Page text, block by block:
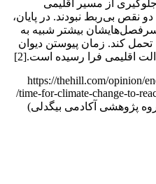
از مسیر اقلیمی
دو نقص بی‌ربط نبودند. در پایان،
بیشتر شبیه به
تحمل کند. زمان پیوستن دیوان
اقلیمی فرا رسیده است.[2]
[1] https://thehill.com/
time-for-climate-change-to-